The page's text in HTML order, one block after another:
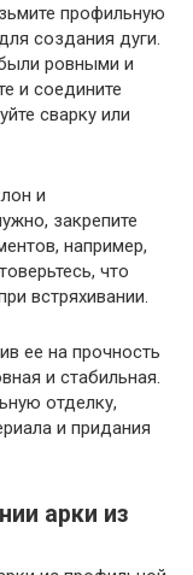
профильную
создания дуги.
ровными и
и соедините
сварку или
и
закрепите
например,
что
встряхивании.
ее на прочность
и стабильная.
отделку,
и придания
арки из